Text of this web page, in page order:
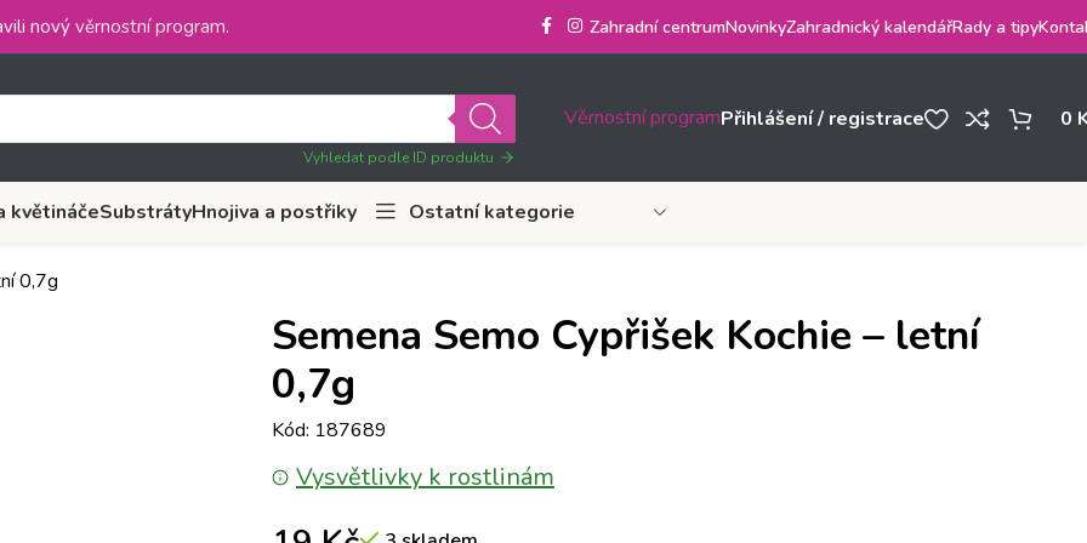
nový věrnostní program. Zahradní centrumNovinkyZahradnický kalendářRady a tipy
Vyhledat podle ID produktu
Věrnostní programPřihlášení / registrace 0
květináčeSubstrátyHnojiva a postřiky Ostatní kategorie
0,7g
Semena Semo Cypřišek Kochie – letní
0,7g
Kód: 187689
Vysvětlivky k rostlinám